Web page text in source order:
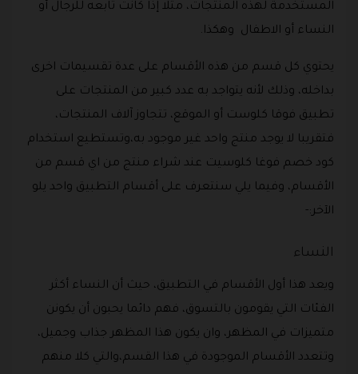
المستخدمة لهذه المنتجات، مثلا إذا كانت تابعه للرجال أو
النساء أو الاطفال وهكذا.
يحتوي كل قسم من هذه الأقسام على عدة تقسيمات اخرى
بداخله، وذلك لأنه يتواجد به عدد كبير من المنتجات على
تطبيق فوقا كلوست أو الموقع، تتجاوز آلاف المنتجات،
فتقريبا لا يوجد منتج واحد غير موجود به،وتستطيع استخدام
كود خصم فوغا كلوسيت عند شراء منتج من اي قسم من
الأقسام، وفيما يلي سنتعرف على أقسام التطبيق واحد يلو
الآخر:-
النساء
ويعد هذا أول الأقسام في التطبيق، حيث أن النساء أكثر
الفئات التي يقومون بالتسوق، فهم دائما يحبون أن يكونن
متميزات في المظهر، وان يكون هذا المظهر جذاب وجميل،
وتتعدد الأقسام الموجودة في هذا القسم،والتي كلا منهم